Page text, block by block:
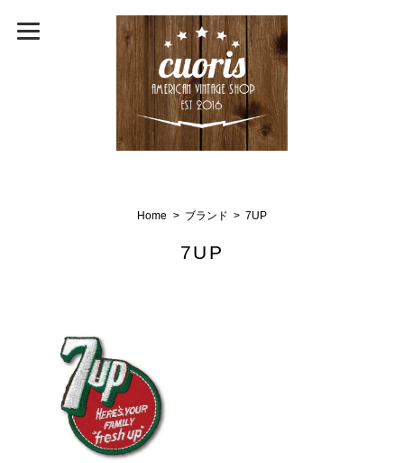
Home ブランド 7UP
7UP